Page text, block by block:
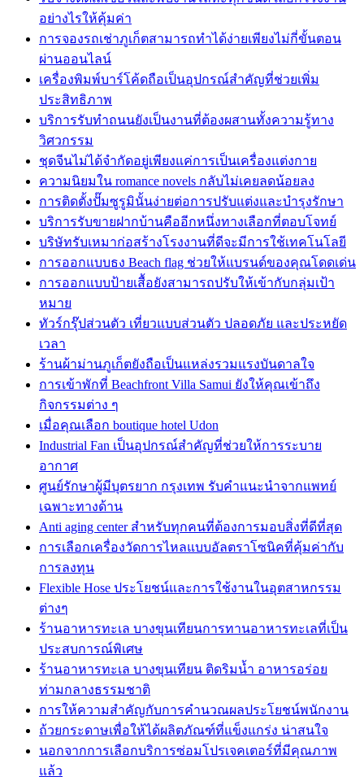
อย่างไรให้คุ้มค่า
การจองรถเช่าภูเก็ตสามารถทำได้ง่ายเพียงไม่กี่ขั้นตอน
ผ่านออนไลน์
เครื่องพิมพ์บาร์โค้ดถือเป็นอุปกรณ์สำคัญที่ช่วยเพิ่ม
ประสิทธิภาพ
บริการรับทำถนนยังเป็นงานที่ต้องผสานทั้งความรู้ทาง
วิศวกรรม
ชุดจีนไม่ได้จำกัดอยู่เพียงแค่การเป็นเครื่องแต่งกาย
ความนิยมใน romance novels กลับไม่เคยลดน้อยลง
การติดตั้งปั๊มซูรูมินั้นง่ายต่อการปรับแต่งและบำรุงรักษา
บริการรับขายฝากบ้านคืออีกหนึ่งทางเลือกที่ตอบโจทย์
บริษัทรับเหมาก่อสร้างโรงงานที่ดีจะมีการใช้เทคโนโลยี
การออกแบบธง Beach flag ช่วยให้แบรนด์ของคุณโดดเด่น
การออกแบบป้ายเสื้อยังสามารถปรับให้เข้ากับกลุ่มเป้า
หมาย
ทัวร์กรุ๊ปส่วนตัว เที่ยวแบบส่วนตัว ปลอดภัย และประหยัด
เวลา
ร้านผ้าม่านภูเก็ตยังถือเป็นแหล่งรวมแรงบันดาลใจ
การเข้าพักที่ Beachfront Villa Samui ยังให้คุณเข้าถึง
กิจกรรมต่าง ๆ
เมื่อคุณเลือก boutique hotel Udon
Industrial Fan เป็นอุปกรณ์สำคัญที่ช่วยให้การระบาย
อากาศ
ศูนย์รักษาผู้มีบุตรยาก กรุงเทพ รับคำแนะนำจากแพทย์
เฉพาะทางด้าน
Anti aging center สำหรับทุกคนที่ต้องการมอบสิ่งที่ดีที่สุด
การเลือกเครื่องวัดการไหลแบบอัลตราโซนิคที่คุ้มค่ากับ
การลงทุน
Flexible Hose ประโยชน์และการใช้งานในอุตสาหกรรม
ต่างๆ
ร้านอาหารทะเล บางขุนเทียนการทานอาหารทะเลที่เป็น
ประสบการณ์พิเศษ
ร้านอาหารทะเล บางขุนเทียน ติดริมน้ำ อาหารอร่อย
ท่ามกลางธรรมชาติ
การให้ความสำคัญกับการคำนวณผลประโยชน์พนักงาน
ถ้วยกระดาษเพื่อให้ได้ผลิตภัณฑ์ที่แข็งแกร่ง น่าสนใจ
นอกจากการเลือกบริการซ่อมโปรเจคเตอร์ที่มีคุณภาพ
แล้ว